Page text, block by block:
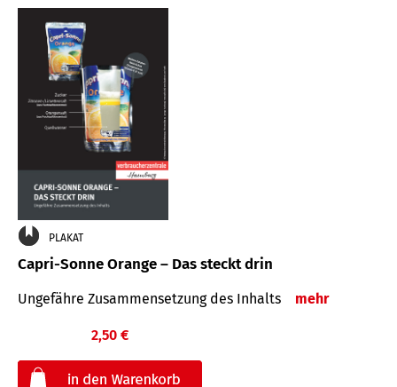
PLAKAT
Capri-Sonne Orange – Das steckt drin
Ungefähre Zu­sammen­setzung des Inhalts mehr
2,50 €